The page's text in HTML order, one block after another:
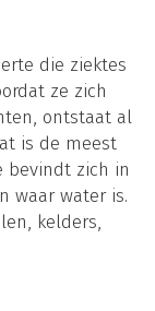
die ziektes
ze zich
ontstaat al
is de meest
bevindt zich in
waar water is.
kelders,